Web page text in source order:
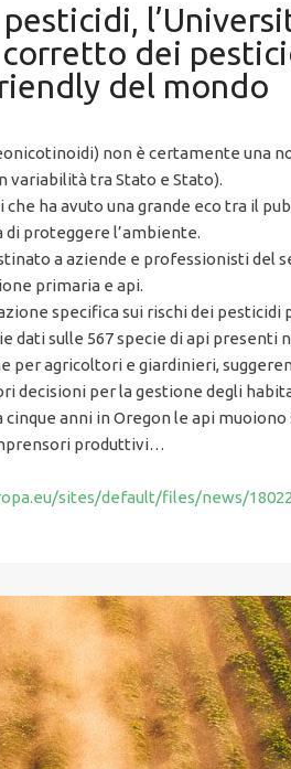
dei
del mondo
non è certamente una
variabilità tra Stato e Stato).
ha avuto una grande eco tra il
proteggere l’ambiente.
a aziende e professionisti del
primaria e api.
specifica sui rischi dei
dati sulle 567 specie di api presenti
per agricoltori e giardinieri,
decisioni per la gestione degli
anni in Oregon le api
produttivi…
sites/default/files/news/